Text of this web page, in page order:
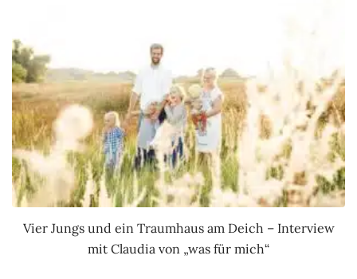
Vier Jungs und ein Traumhaus am Deich – Interview
mit Claudia von „was für mich“